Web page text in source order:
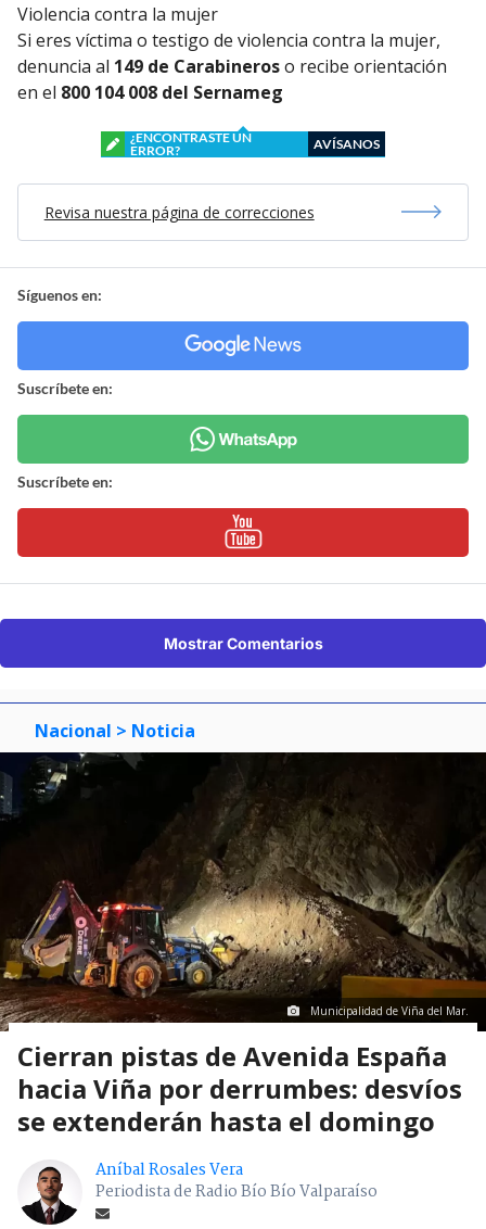
Violencia contra la mujer
Si eres víctima o testigo de violencia contra la mujer,
denuncia al 149 de Carabineroso recibe orientación
en el 800 104 008 del Sernameg
¿ENCONTRASTE UN
ERROR?
AVÍSANOS
Revisa nuestra página de correcciones
Síguenos en:
Suscríbete en:
Suscríbete en:
Mostrar Comentarios
Nacional > Noticia
Municipalidad de Viña del Mar.
Cierran pistas de Avenida España
hacia Viña por derrumbes: desvíos
se extenderán hasta el domingo
Aníbal Rosales Vera
Periodista de Radio Bío Bío Valparaíso